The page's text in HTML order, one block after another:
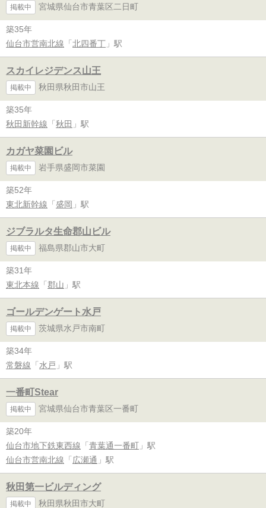
掲載中 宮城県仙台市青葉区二日町
築35年
仙台市営南北線 「 北四番丁 」駅
スカイレジデンス山王
掲載中 秋田県秋田市山王
築35年
秋田新幹線 「 秋田 」駅
カガヤ菜園ビル
掲載中 岩手県盛岡市菜園
築52年
東北新幹線 「 盛岡 」駅
ジブラルタ生命郡山ビル
掲載中 福島県郡山市大町
築31年
東北本線 「 郡山 」駅
ゴールデンゲート水戸
掲載中 茨城県水戸市南町
築34年
常磐線 「 水戸 」駅
一番町Stear
掲載中 宮城県仙台市青葉区一番町
築20年
仙台市地下鉄東西線 「 青葉通一番町 」駅
仙台市営南北線 「 広瀬通 」駅
秋田第一ビルディング
掲載中 秋田県秋田市大町